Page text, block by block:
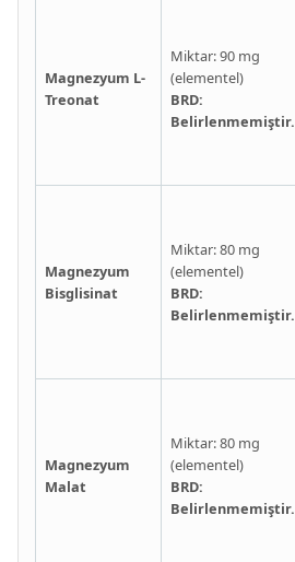
Magnezyum L-
Treonat
Miktar: 90 mg
(elementel)
BRD:
Belirlenmemiştir.
Magnezyum
Bisglisinat
Miktar: 80 mg
(elementel)
BRD:
Belirlenmemiştir.
Magnezyum
Malat
Miktar: 80 mg
(elementel)
BRD:
Belirlenmemiştir.